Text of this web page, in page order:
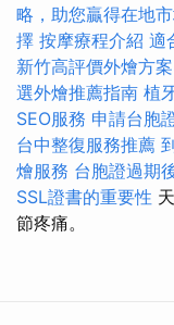
略，助您贏得在地
擇 按摩療程介紹 適
新竹高評價外燴方案
選外燴推薦指南 植
SEO服務 申請台胞
台中整復服務推薦
燴服務 台胞證過期
SSL證書的重要性
節疼痛。